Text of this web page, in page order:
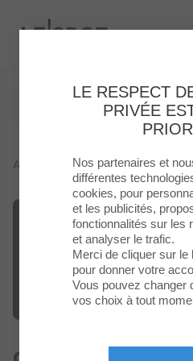
Le Spot
Menu
Enseignes
&
Accueil Service > Carte
LE RESPECT
PRIVÉE
Nos partenaires et
différentes
cookies, pour
et les publicités,
fonctionnalités sur les
et analyser le trafic.
Merci de cliquer sur le
pour donner votre
Vous pouvez changer
vos choix à tout